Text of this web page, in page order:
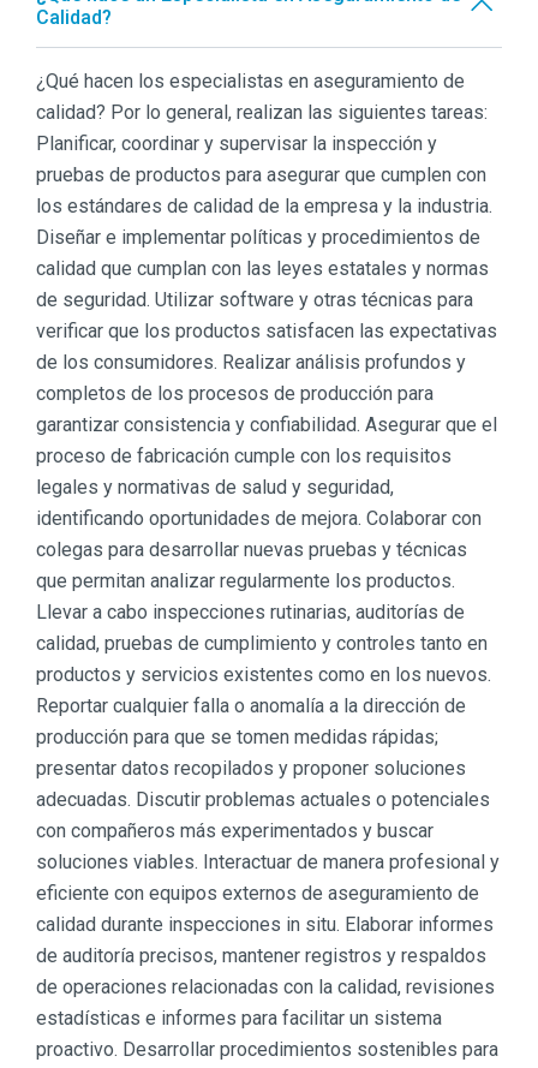
Calidad?
¿Qué hacen los especialistas en aseguramiento de
calidad? Por lo general, realizan las siguientes tareas:
Planificar, coordinar y supervisar la inspección y
pruebas de productos para asegurar que cumplen con
los estándares de calidad de la empresa y la industria.
Diseñar e implementar políticas y procedimientos de
calidad que cumplan con las leyes estatales y normas
de seguridad. Utilizar software y otras técnicas para
verificar que los productos satisfacen las expectativas
de los consumidores. Realizar análisis profundos y
completos de los procesos de producción para
garantizar consistencia y confiabilidad. Asegurar que el
proceso de fabricación cumple con los requisitos
legales y normativas de salud y seguridad,
identificando oportunidades de mejora. Colaborar con
colegas para desarrollar nuevas pruebas y técnicas
que permitan analizar regularmente los productos.
Llevar a cabo inspecciones rutinarias, auditorías de
calidad, pruebas de cumplimiento y controles tanto en
productos y servicios existentes como en los nuevos.
Reportar cualquier falla o anomalía a la dirección de
producción para que se tomen medidas rápidas;
presentar datos recopilados y proponer soluciones
adecuadas. Discutir problemas actuales o potenciales
con compañeros más experimentados y buscar
soluciones viables. Interactuar de manera profesional y
eficiente con equipos externos de aseguramiento de
calidad durante inspecciones in situ. Elaborar informes
de auditoría precisos, mantener registros y respaldos
de operaciones relacionadas con la calidad, revisiones
estadísticas e informes para facilitar un sistema
proactivo. Desarrollar procedimientos sostenibles para